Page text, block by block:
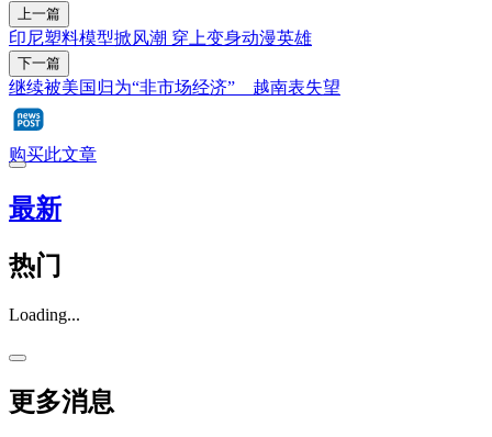
上一篇
印尼塑料模型掀风潮 穿上变身动漫英雄
下一篇
继续被美国归为“非市场经济” 越南表失望
购买此文章
最新
热门
Loading...
更多消息